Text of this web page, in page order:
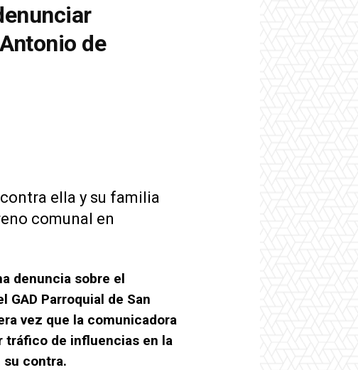
de
ella y su familia
comunal en
denuncia sobre el
Parroquial de San
vez que la comunicadora
tráfico de influencias en la
su contra.